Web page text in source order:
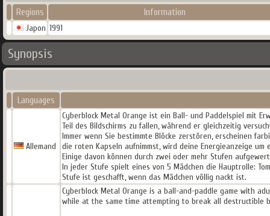
Regions Information
Japon 1991
Synopsis
Languages
Allemand
Cyberblock Metal Orange ist ein Ball- und Paddelspiel mit
Teil des Bildschirms zu fallen, während er gleichzeitig
Immer wenn Sie bestimmte Blöcke zerstören, erscheinen
die roten Kapseln aufnimmst, wird deine Energieanzeige
Einige davon können durch zwei oder mehr Stufen
In jeder Stufe spielt eines von 5 Mädchen die Hauptrolle:
Stufe ist geschafft, wenn das Mädchen völlig nackt ist.
Cyberblock Metal Orange is a ball-and-paddle game with
while at the same time attempting to break all destructible